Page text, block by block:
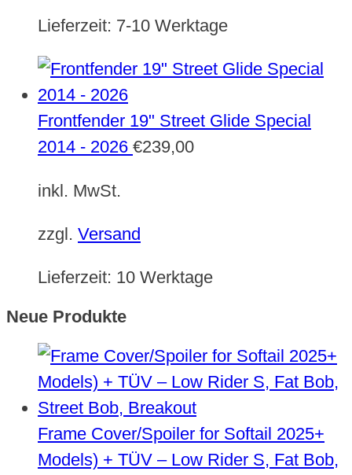
Lieferzeit: 7-10 Werktage
Frontfender 19" Street Glide Special
2014 - 2026 €239,00
inkl. MwSt.
zzgl. Versand
Lieferzeit: 10 Werktage
Neue Produkte
Frame Cover/Spoiler for Softail 2025+
Models) + TÜV – Low Rider S, Fat Bob,